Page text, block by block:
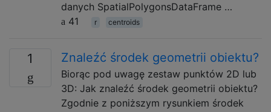
danych SpatialPolygonsDataFrame …
41
r centroids
1 Znaleźć środek geometrii obiektu?
Biorąc pod uwagę zestaw punktów 2D lub
3D: Jak znaleźć środek geometrii obiektu?
Zgodnie z poniższym rysunkiem środek